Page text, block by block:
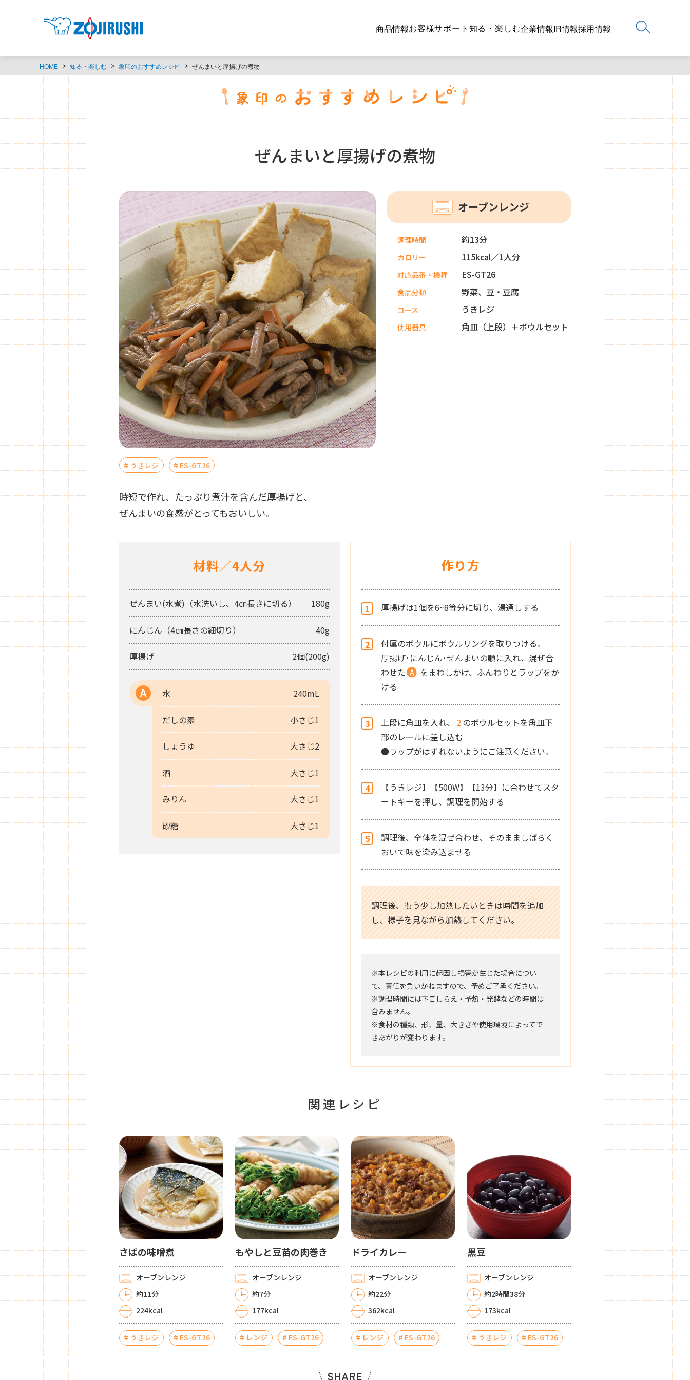
商品情報お客様サポート 知る・楽しむ企業情報IR情報採用情報
HOME 知る・楽しむ 象印のおすすめレシピ ぜんまいと厚揚げの煮物
ぜんまいと厚揚げの煮物
うきレジ ES-GT26
オーブンレンジ
調理時間 約13分
カロリー 115kcal／1人分
対応品番・機種 ES-GT26
食品分類 野菜、豆・豆腐
コース うきレジ
使用器具 角皿（上段）＋ボウルセット
時短で作れ、たっぷり煮汁を含んだ厚揚げと、
ぜんまいの食感がとってもおいしい。
材料／4人分
ぜんまい(水煮)（水洗いし、4㎝長さに切る） 180g
にんじん（4㎝長さの細切り） 40g
厚揚げ 2個(200g)
A
水 240mL
だしの素 小さじ1
しょうゆ 大さじ2
酒 大さじ1
みりん 大さじ1
砂糖 大さじ1
作り方
厚揚げは1個を6~8等分に切り、湯通しする
付属のボウルにボウルリングを取りつける。
厚揚げ･にんじん･ぜんまいの順に入れ、混ぜ合
わせた A をまわしかけ、ふんわりとラップをか
ける
上段に角皿を入れ、 2のボウルセットを角皿下
部のレールに差し込む
●ラップがはずれないようにご注意ください。
【うきレジ】【500W】【13分】に合わせてスタ
ートキーを押し、調理を開始する
調理後、全体を混ぜ合わせ、そのまましばらく
おいて味を染み込ませる
調理後、もう少し加熱したいときは時間を追加
し、様子を見ながら加熱してください。
※本レシピの利用に起因し損害が生じた場合につい
て、責任を負いかねますので、予めご了承ください。
※調理時間には下ごしらえ・予熱・発酵などの時間は
含みません。
※食材の種類、形、量、大きさや使用環境によってで
きあがりが変わります。
関連レシピ
さばの味噌煮
オーブンレンジ
約11分
224kcal
うきレジ ES-GT26
もやしと豆苗の肉巻き
オーブンレンジ
約7分
177kcal
レンジ ES-GT26
ドライカレー
オーブンレンジ
約22分
362kcal
レンジ ES-GT26
黒豆
オーブンレンジ
約2時間38分
173kcal
うきレジ ES-GT26